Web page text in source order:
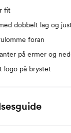
fit
dobbelt lag og
foran
på ermer og
logo på brystet